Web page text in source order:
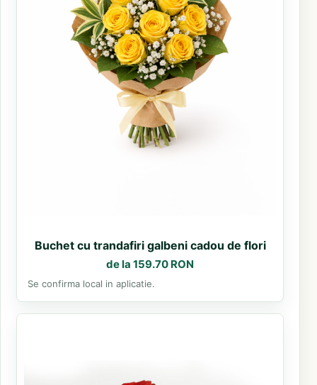
Buchet cu trandafiri galbeni cadou de flori
de la 159.70 RON
Se confirma local in aplicatie.